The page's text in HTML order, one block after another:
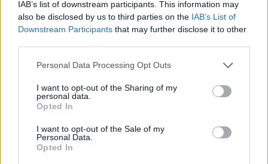
IAB’s list of downstream participants. This information may
also be disclosed by us to third parties on the IAB’s List of
Downstream Participants that may further disclose it to other
Personal Data Processing Opt Outs
I want to opt-out of the Sharing of my
personal data.
Opted In
I want to opt-out of the Sale of my
Personal Data.
Opted In
Man ikke bare kvitte seg med gode
bygninger som egner seg til flerbruk